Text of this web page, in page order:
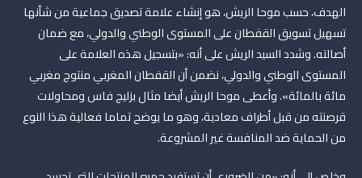
الهدف، حسب موحا الريش، هو إنشاء علامة تصديق جماعية من شأنها
تسهيل تسويق القفطان على المستوى الوطني والدولي، مع ضمان
أصالته. وشدد السيد الريش على أنه: «بتسجيل هذه العلامة على
المستوى الوطني والدولي، نضمن أن القفطان المغربي منتوج مغربي
مائة بالمائة». وأعطى موحا الريش أيضا مثال بزليج فاس ومحاولات
قرصنته من قبل أطراف معادية، وهو ما يوضح تماما فعالية هذا النوع
من الحماية ضد المنافسة غير المشروعة.